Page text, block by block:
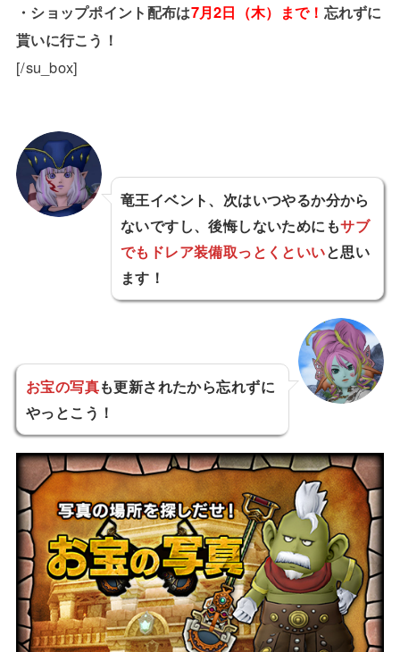
・ショップポイント配布は7月2日（木）まで！ 忘れずに
貰いに行こう！
[/su_box]
竜王イベント、次はいつやるか分から
ないですし、後悔しないためにもサブ
でもドレア装備取っとくといいと思い
ます！
お宝の写真も更新されたから忘れずに
やっとこう！